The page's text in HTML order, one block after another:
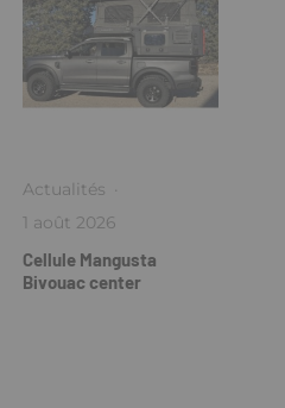
Actualités ·
1 août 2026
Cellule Mangusta
Bivouac center